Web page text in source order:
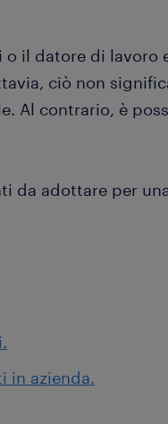
il datore di lavoro
ciò non
Al contrario, è
da adottare per
in azienda.